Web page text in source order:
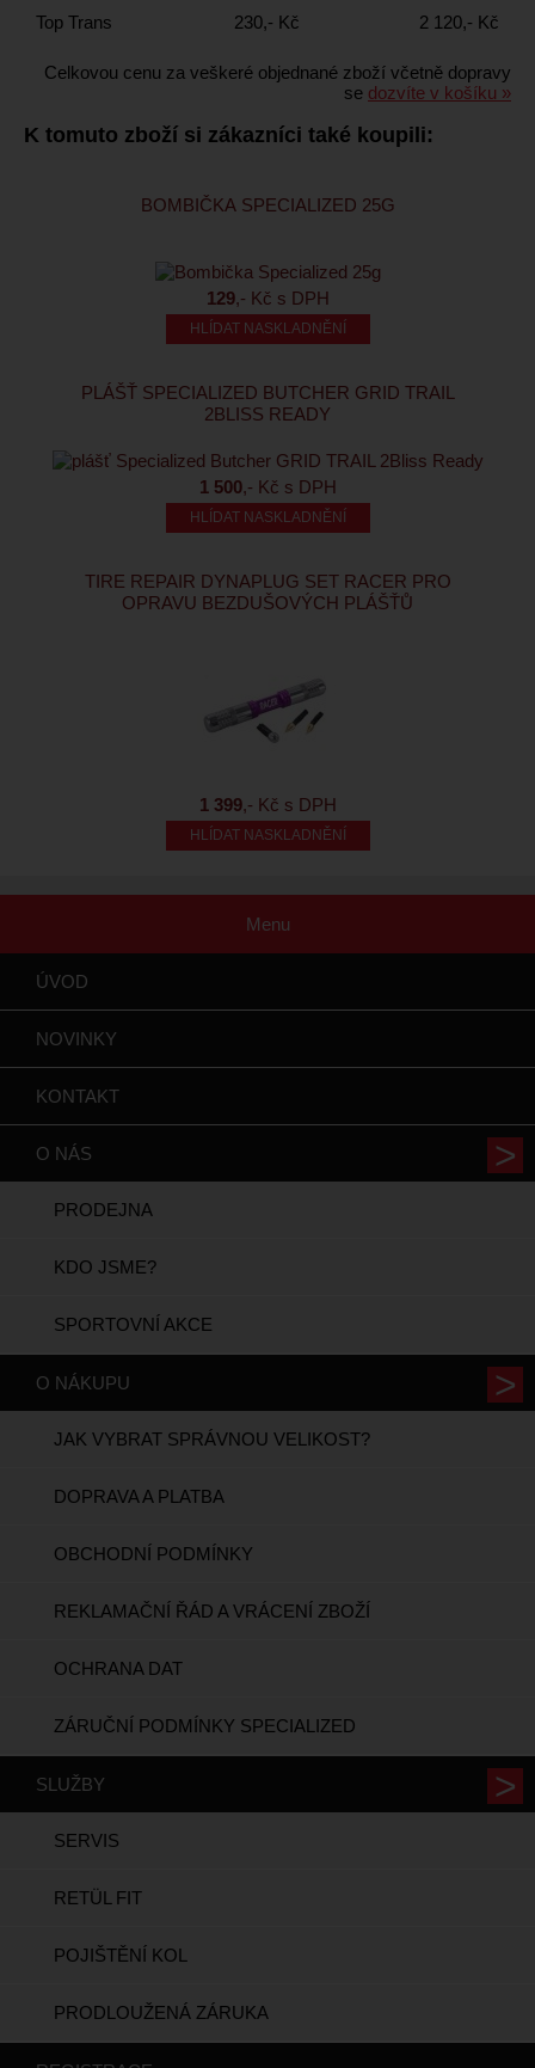
Top Trans 230,- Kč 2 120,- Kč
Celkovou cenu za veškeré objednané zboží včetně dopravy
se dozvíte v košíku »
K tomuto zboží si zákazníci také koupili:
BOMBIČKA SPECIALIZED 25G
129,- Kč s DPH
HLÍDAT NASKLADNĚNÍ
PLÁŠŤ SPECIALIZED BUTCHER GRID TRAIL
2BLISS READY
1 500,- Kč s DPH
HLÍDAT NASKLADNĚNÍ
TIRE REPAIR DYNAPLUG SET RACER PRO
OPRAVU BEZDUŠOVÝCH PLÁŠŤŮ
1 399,- Kč s DPH
HLÍDAT NASKLADNĚNÍ
Menu
ÚVOD
NOVINKY
KONTAKT
O NÁS
PRODEJNA
KDO JSME?
SPORTOVNÍ AKCE
O NÁKUPU
JAK VYBRAT SPRÁVNOU VELIKOST?
DOPRAVA A PLATBA
OBCHODNÍ PODMÍNKY
REKLAMAČNÍ ŘÁD A VRÁCENÍ ZBOŽÍ
OCHRANA DAT
ZÁRUČNÍ PODMÍNKY SPECIALIZED
SLUŽBY
SERVIS
RETÜL FIT
POJIŠTĚNÍ KOL
PRODLOUŽENÁ ZÁRUKA